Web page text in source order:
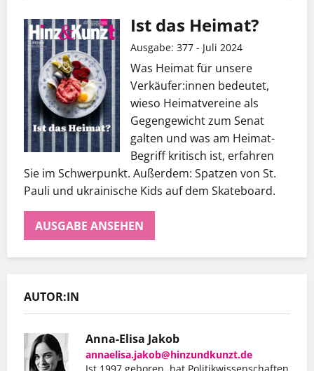
Ist das Heimat?
Ausgabe: 377 - Juli 2024
Was Heimat für unsere
Verkäufer:innen bedeutet,
wieso Heimatvereine als
Gegengewicht zum Senat
galten und was am Heimat-
Begriff kritisch ist, erfahren
Sie im Schwerpunkt. Außerdem: Spatzen von St.
Pauli und ukrainische Kids auf dem Skateboard.
AUSGABE ANSEHEN
AUTOR:IN
Anna-Elisa Jakob
annaelisa.jakob@hinzundkunzt.de